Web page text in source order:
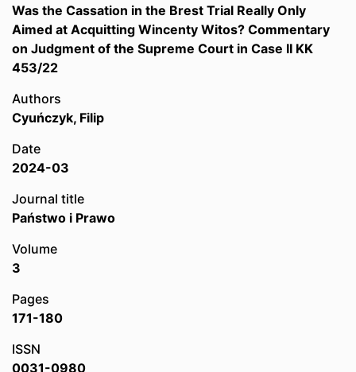
Was the Cassation in the Brest Trial Really Only
Aimed at Acquitting Wincenty Witos? Commentary
on Judgment of the Supreme Court in Case II KK
453/22
Authors
Cyuńczyk, Filip
Date
2024-03
Journal title
Państwo i Prawo
Volume
3
Pages
171-180
ISSN
0031-0980